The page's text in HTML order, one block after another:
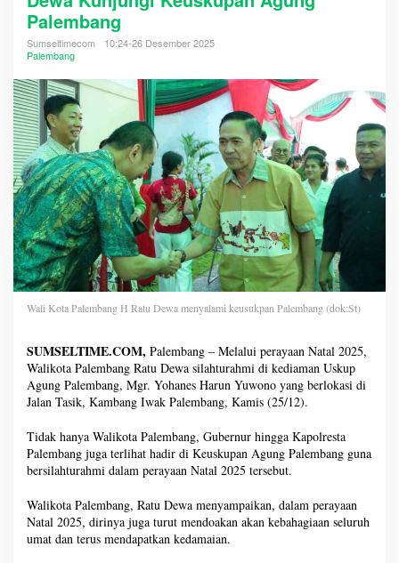
Palembang
Sumseltimecom
10:24-26 Desember 2025
Palembang
Wali Kota Palembang H Ratu Dewa menyalami keusukpan Palembang (dok:St)
SUMSELTIME.COM, Palembang – Melalui perayaan Natal 2025,
Walikota Palembang Ratu Dewa silahturahmi di kediaman Uskup
Agung Palembang, Mgr. Yohanes Harun Yuwono yang berlokasi di
Jalan Tasik, Kambang Iwak Palembang, Kamis (25/12).
Tidak hanya Walikota Palembang, Gubernur hingga Kapolresta
Palembang juga terlihat hadir di Keuskupan Agung Palembang guna
bersilahturahmi dalam perayaan Natal 2025 tersebut.
Walikota Palembang, Ratu Dewa menyampaikan, dalam perayaan
Natal 2025, dirinya juga turut mendoakan akan kebahagiaan seluruh
umat dan terus mendapatkan kedamaian.